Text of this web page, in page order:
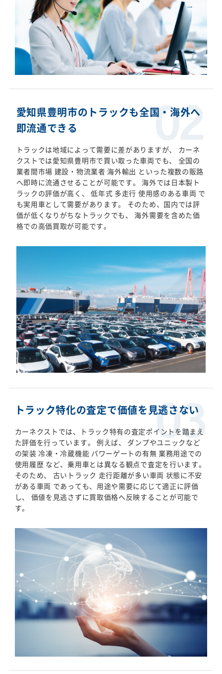
愛知県豊明市のトラックも全国・海外へ
即流通できる
トラックは地域によって需要に差がありますが、 カーネ
クストでは愛知県豊明市で買い取った車両でも、 全国の
業者間市場 建設・物流業者 海外輸出 といった複数の販路
へ即時に流通させることが可能です。 海外では日本製ト
ラックの評価が高く、 低年式 多走行 使用感のある車両 で
も実用車として需要があります。 そのため、国内では評
価が低くなりがちなトラックでも、 海外需要を含めた価
格での高価買取が可能です。
トラック特化の査定で価値を見逃さない
カーネクストでは、トラック特有の査定ポイントを踏まえ
た評価を行っています。 例えば、 ダンプやユニックなど
の架装 冷凍・冷蔵機能 パワーゲートの有無 業務用途での
使用履歴 など、乗用車とは異なる観点で査定を行います。
そのため、 古いトラック 走行距離が多い車両 状態に不安
がある車両 であっても、用途や需要に応じて適正に評価
し、 価値を見逃さずに買取価格へ反映することが可能で
す。